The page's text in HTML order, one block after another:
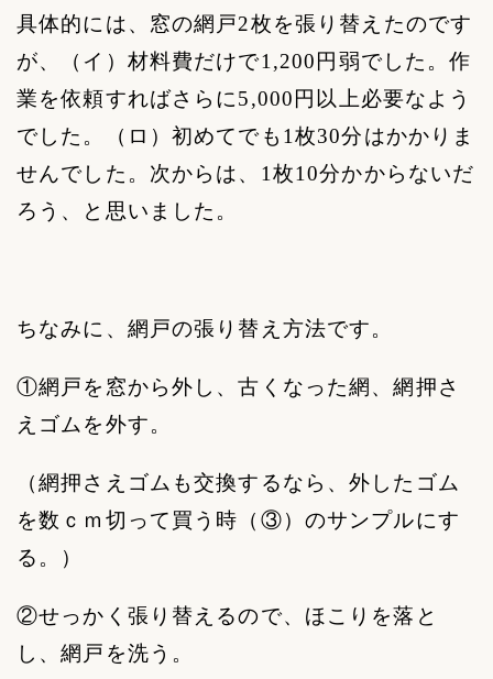
具体的には、窓の網戸2枚を張り替えたのです
が、（イ）材料費だけで1,200 円弱でした。作
業を依頼すればさらに5,000 円以上必要なよう
でした。（ロ）初めてでも 1枚30分はかかりま
せんでした。次からは、 1枚10分かからないだ
ろう、と思いました。
ちなみに、網戸の張り替え方法です。
①網戸を窓から外し、古くなった網、網押さ
えゴムを外す。
（網押さえゴムも交換するなら、外したゴム
を数ｃｍ切って買う時（③）のサンプルにす
る。）
②せっかく張り替えるので、ほこりを落と
し、網戸を洗う。